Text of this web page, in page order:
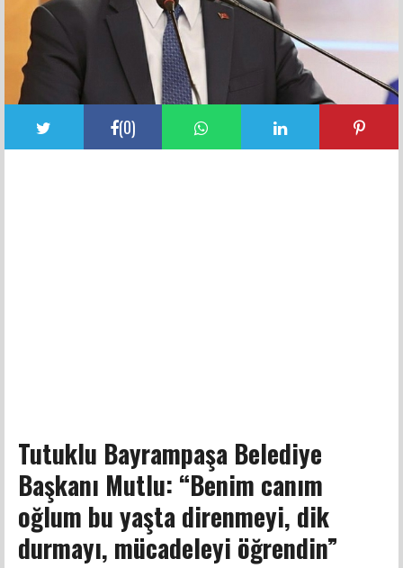
(0)
Tutuklu Bayrampaşa Belediye
Başkanı Mutlu: “Benim canım
oğlum bu yaşta direnmeyi, dik
durmayı, mücadeleyi öğrendin”